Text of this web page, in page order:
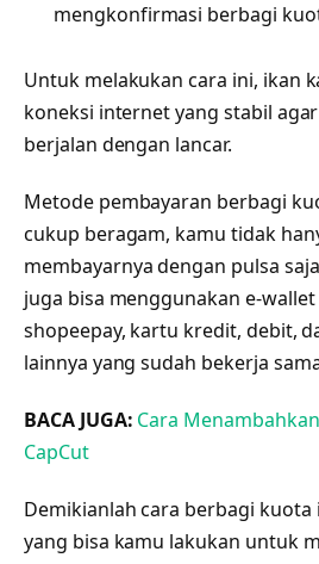
mengkonfirmasi berbagi
Untuk melakukan cara ini, ikan
koneksi internet yang stabil
berjalan dengan lancar.
Metode pembayaran berbagi
cukup beragam, kamu tidak
membayarnya dengan pulsa
juga bisa menggunakan e-wallet
shopeepay, kartu kredit, debit,
lainnya yang sudah bekerja
BACA JUGA: Cara
CapCut
Demikianlah cara berbagi
yang bisa kamu lakukan untuk